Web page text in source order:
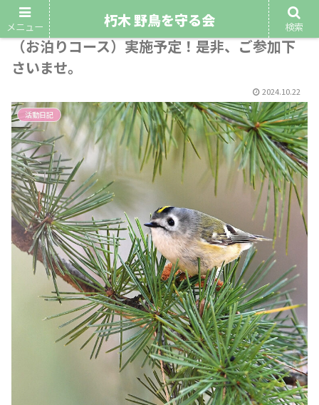
令和6年11月23日～24日第8回早朝野鳥観察会
（お泊りコース）実施予定！是非、ご参加下
さいませ。
2024.10.22
活動日記
メニュー 朽木 野鳥を守る会 検索